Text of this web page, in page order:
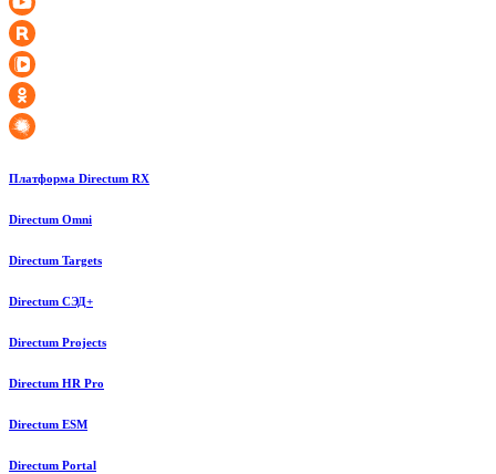
Платформа Directum RX
Directum Omni
Directum Targets
Directum СЭД+
Directum Projects
Directum HR Pro
Directum ESM
Directum Portal